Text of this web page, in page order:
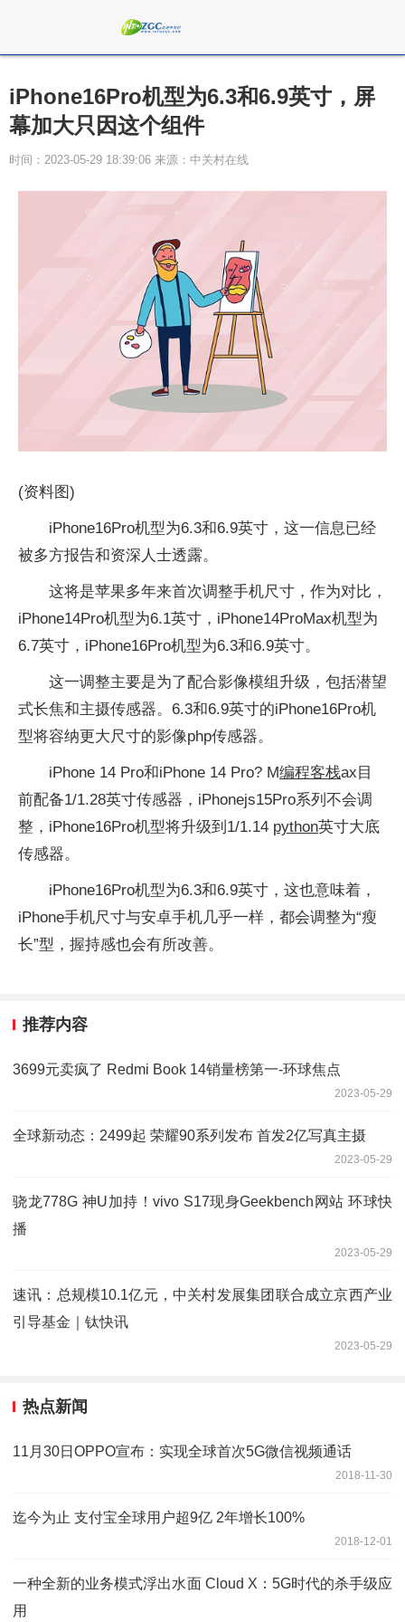
iPhone16Pro机型为6.3和6.9英寸，屏
幕加大只因这个组件
时间：2023-05-29 18:39:06 来源：中关村在线
(资料图)
iPhone16Pro机型为6.3和6.9英寸，这一信息已经
被多方报告和资深人士透露。
这将是苹果多年来首次调整手机尺寸，作为对比，
iPhone14Pro机型为6.1英寸，iPhone14ProMax机型为
6.7英寸，iPhone16Pro机型为6.3和6.9英寸。
这一调整主要是为了配合影像模组升级，包括潜望
式长焦和主摄传感器。6.3和6.9英寸的iPhone16Pro机
型将容纳更大尺寸的影像php传感器。
iPhone 14 Pro和iPhone 14 Pro? M编程客栈ax目
前配备1/1.28英寸传感器，iPhonejs15Pro系列不会调
整，iPhone16Pro机型将升级到1/1.14 python英寸大底
传感器。
iPhone16Pro机型为6.3和6.9英寸，这也意味着，
iPhone手机尺寸与安卓手机几乎一样，都会调整为“瘦
长”型，握持感也会有所改善。
推荐内容
3699元卖疯了 Redmi Book 14销量榜第一-环球焦点
2023-05-29
全球新动态：2499起 荣耀90系列发布 首发2亿写真主摄
2023-05-29
骁龙778G 神U加持！vivo S17现身Geekbench网站 环球快
播
2023-05-29
速讯：总规模10.1亿元，中关村发展集团联合成立京西产业
引导基金｜钛快讯
2023-05-29
热点新闻
11月30日OPPO宣布：实现全球首次5G微信视频通话
2018-11-30
迄今为止 支付宝全球用户超9亿 2年增长100%
2018-12-01
一种全新的业务模式浮出水面 Cloud X：5G时代的杀手级应
用